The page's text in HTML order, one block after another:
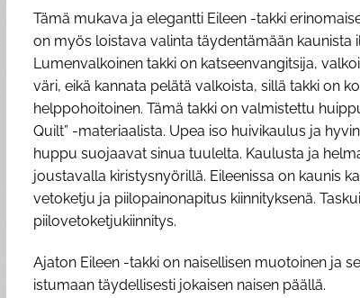
Tämä mukava ja elegantti Eileen -takki
on myös loistava valinta täydentämään kaunista
Lumenvalkoinen takki on katseenvangitsija,
väri, eikä kannata pelätä valkoista, sillä takki on
helppohoitoinen. Tämä takki on valmistettu
Quilt” -materiaalista. Upea iso huivikaulus ja
huppu suojaavat sinua tuulelta. Kaulusta ja
joustavalla kiristysnyörillä. Eileenissa on kaunis
vetoketju ja piilopainonapitus kiinnityksenä.
piilovetoketjukiinnitys.
Ajaton Eileen -takki on naisellisen muotoinen ja
istumaan täydellisesti jokaisen naisen päällä.